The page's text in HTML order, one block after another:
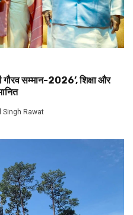
गौरव सम्मान-2026’, शिक्षा और
Singh Rawat